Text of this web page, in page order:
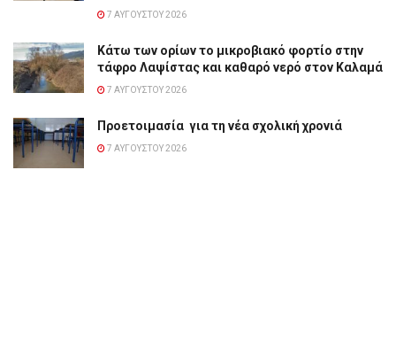
7 ΑΥΓΟΎΣΤΟΥ 2026
Κάτω των ορίων το μικροβιακό φορτίο στην
τάφρο Λαψίστας και καθαρό νερό στον Καλαμά
7 ΑΥΓΟΎΣΤΟΥ 2026
Προετοιμασία για τη νέα σχολική χρονιά
7 ΑΥΓΟΎΣΤΟΥ 2026